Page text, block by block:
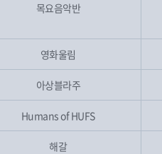
목요음악반
영화울림
아상블라주
Humans of HUFS
해갈